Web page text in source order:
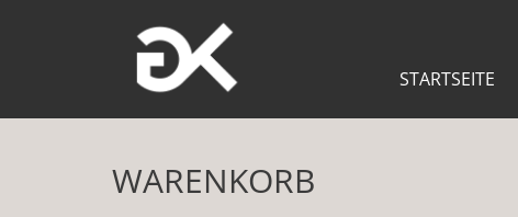
STARTSEITE
WARENKORB